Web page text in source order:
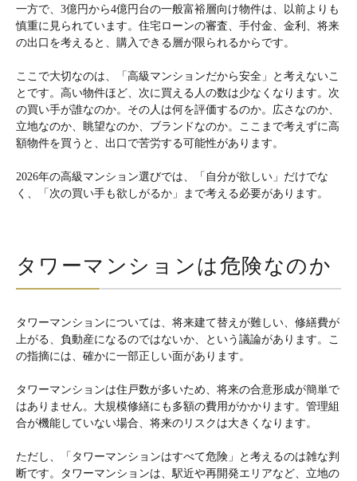
一方で、3億円から4億円台の一般富裕層向け物件は、以前よりも
慎重に見られています。住宅ローンの審査、手付金、金利、将来
の出口を考えると、購入できる層が限られるからです。
ここで大切なのは、「高級マンションだから安全」と考えないこ
とです。高い物件ほど、次に買える人の数は少なくなります。次
の買い手が誰なのか。その人は何を評価するのか。広さなのか、
立地なのか、眺望なのか、ブランドなのか。ここまで考えずに高
額物件を買うと、出口で苦労する可能性があります。
2026年の高級マンション選びでは、「自分が欲しい」だけでな
く、「次の買い手も欲しがるか」まで考える必要があります。
タワーマンションは危険なのか
タワーマンションについては、将来建て替えが難しい、修繕費が
上がる、負動産になるのではないか、という議論があります。こ
の指摘には、確かに一部正しい面があります。
タワーマンションは住戸数が多いため、将来の合意形成が簡単で
はありません。大規模修繕にも多額の費用がかかります。管理組
合が機能していない場合、将来のリスクは大きくなります。
ただし、「タワーマンションはすべて危険」と考えるのは雑な判
断です。タワーマンションは、駅近や再開発エリアなど、立地の